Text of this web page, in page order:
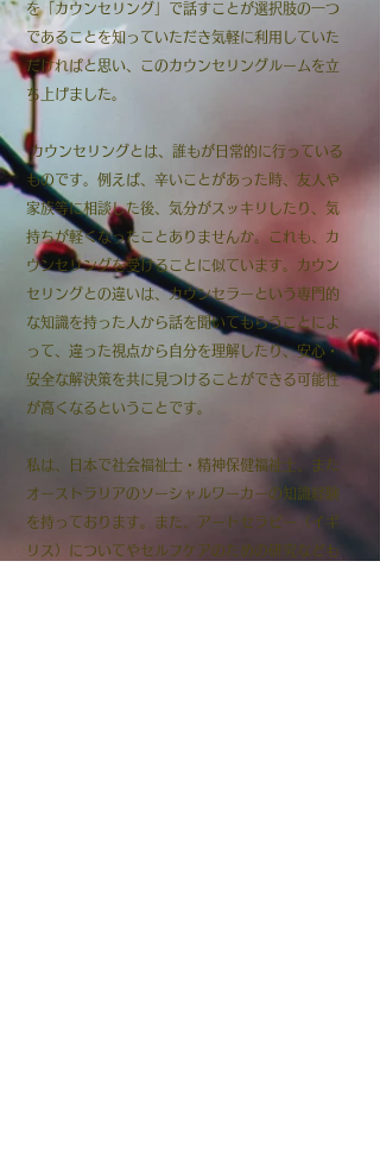
を「カウンセリング」で話すことが選択肢の一つ
であることを知っていただき気軽に利用していた
だければと思い、このカウンセリングルームを立
ち上げました。
カウンセリングとは、誰もが日常的に行っている
ものです。例えば、辛いことがあった時、友人や
家族等に相談した後、気分がスッキリしたり、気
持ちが軽くなったことありませんか。これも、カ
ウンセリングを受けることに似ています。カウン
セリングとの違いは、カウンセラーという専門的
な知識を持った人から話を聞いてもらうことによ
って、違った視点から自分を理解したり、安心・
安全な解決策を共に見つけることができる可能性
が高くなるということです。
私は、日本で社会福祉士・精神保健福祉士、また
オーストラリアのソーシャルワーカーの知識経験
を持っております。また、アートセラピー（イギ
リス）についてやセルフケアのための研究なども